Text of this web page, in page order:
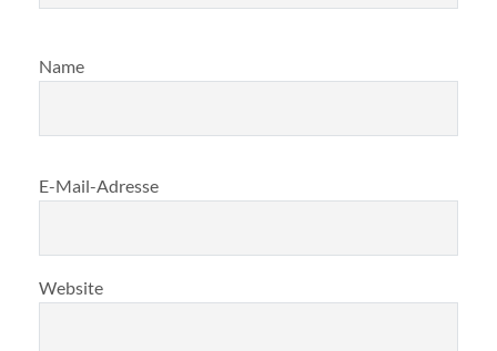
Name
E-Mail-Adresse
Website